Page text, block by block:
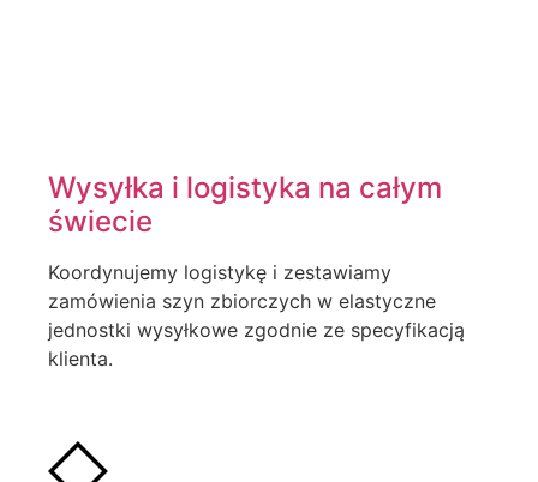
Wysyłka i logistyka na całym
świecie
Koordynujemy logistykę i zestawiamy
zamówienia szyn zbiorczych w elastyczne
jednostki wysyłkowe zgodnie ze specyfikacją
klienta.